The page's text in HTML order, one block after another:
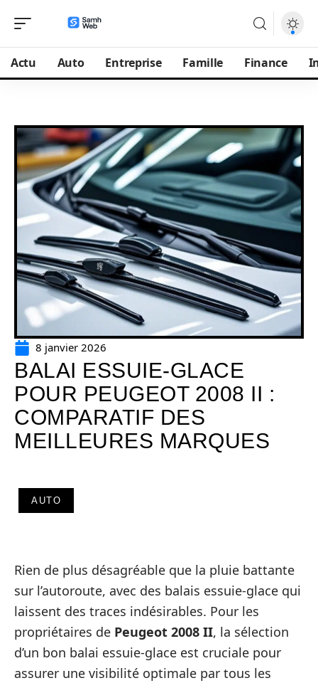
Actu Auto Entreprise Famille Finance
8 janvier 2026
BALAI ESSUIE-GLACE
POUR PEUGEOT 2008 II :
COMPARATIF DES
MEILLEURES MARQUES
AUTO
Rien de plus désagréable que la pluie battante
sur l’autoroute, avec des balais essuie-glace qui
laissent des traces indésirables. Pour les
propriétaires de Peugeot 2008 II, la sélection
d’un bon balai essuie-glace est cruciale pour
assurer une visibilité optimale par tous les